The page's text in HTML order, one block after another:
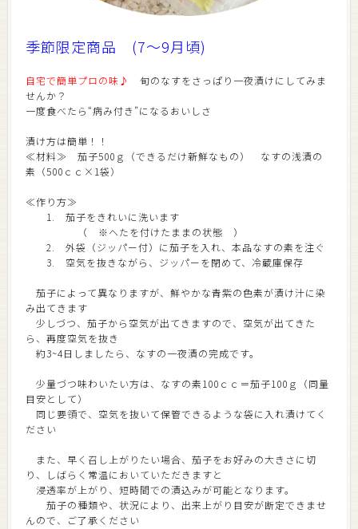
季節限定商品 (7～9月頃)
自宅で簡単プロの味♪
旬のなすをさっぱり一夜漬けにしてみま
せんか？
一度食べたら“病み付き”になるおいしさ
漬け方は簡単！！
≪材料≫ 茄子500ｇ（できるだけ新鮮なもの） なすの浅漬の
素（500ｃｃ×1袋）
≪作り方≫
1. 茄子をきれいに洗います
（ ※へたを付けたままの状態 ）
2. 外袋（ジッパー付）に茄子を入れ、本品なすの素を注ぐ
3. 空気を抜きながら、ジッパーを閉めて、冷蔵庫保存
茄子によって異なりますが、鮮やかな青紫の色素が漬け汁に染
み出てきます
少しづつ、茄子から空気が出てきますので、空気が出てきた
ら、再度空気を抜き
約3~4日しましたら、なすの一夜漬の完成です。
少量づつ味わいたい方は、なすの素100ｃｃ＝茄子100ｇ（同量
目安として）
同じ要領で、空気を抜いて保管できるような袋に入れ漬けてく
ださい
また、早く召し上がりたい場合、茄子をお好みの大きさに切
り、しばらく常温においていただきますと
浸透率が上がり、短時間での漬込みが可能となります。
茄子の種類や、状況により、出来上がり目安が断定できませ
んので、ご了承ください